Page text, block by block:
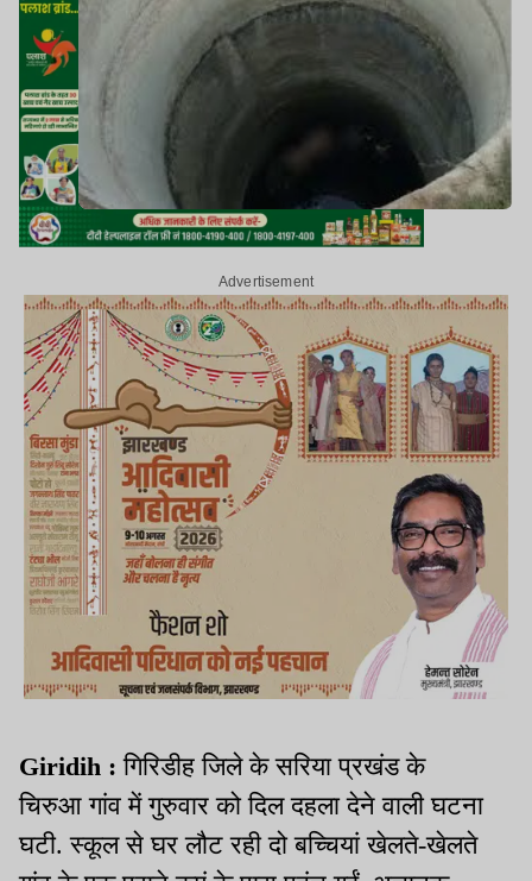
Advertisement
Giridih : गिरिडीह जिले के सरिया प्रखंड के
चिरुआ गांव में गुरुवार को दिल दहला देने वाली घटना
घटी. स्कूल से घर लौट रही दो बच्चियां खेलते-खेलते